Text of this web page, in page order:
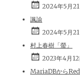
2024年5月
諷諭
2024年5月
村上春樹「螢」
2023年4月
MariaDBから